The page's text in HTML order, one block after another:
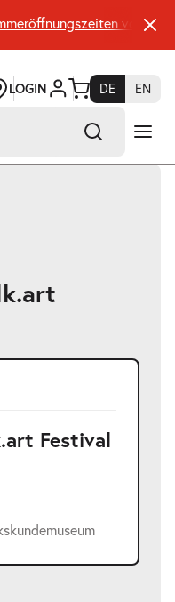
von
LOGIN DE
EN
Festival